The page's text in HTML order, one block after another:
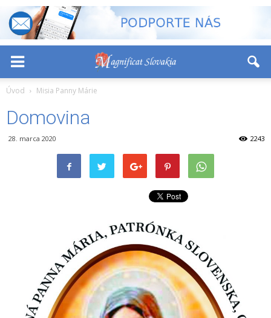
Úvod Misia Panny Márie
Domovina
28. marca 2020 2243
+